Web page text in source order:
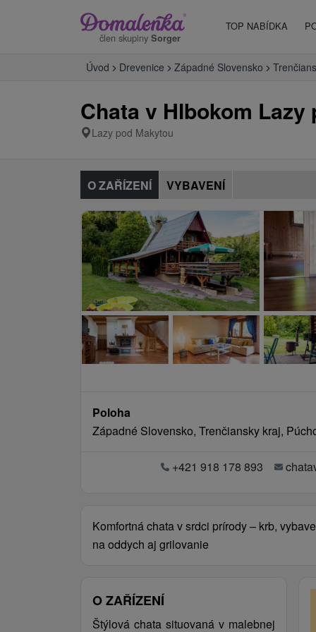
člen skupiny Sorger
TOP NABÍDKA
Úvod Drevenice Západné Slovensko
Chata v Hlbokom Lazy
Lazy pod Makytou
O ZAŘÍZENÍ VYBAVENÍ
Poloha
Západné Slovensko, Trenčiansky kraj,
+421 918 178 893
Komfortná chata v srdci prírody – krb,
na oddych aj grilovanie
O ZAŘÍZENÍ
Štýlová chata situovaná v malebnej